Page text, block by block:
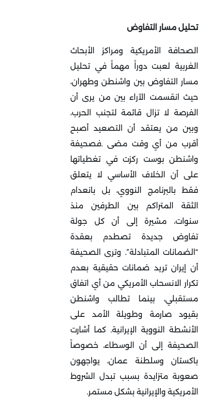
تحليل مسار التفاوض
الصحافة الأمريكية ومراكز الأبحاث
الغربية لعبت دوراً مهماً في تحليل
مسار التفاوض بين واشنطن وطهران،
حيث انقسمت الآراء بين من يرى أن
الفرصة لا تزال قائمة لتجنب الحرب،
وبين من يعتقد أن التصعيد أصبح
أقرب من أي وقت مضى .فصحيفة
واشنطن بوست ركزت في تغطياتها
على أن الخلاف الأساسي لا يتعلق
فقط بالبرنامج النووي، بل بانعدام
الثقة المتراكم بين الطرفين منذ
سنوات، مشيرة إلى أن كل جولة
تفاوض جديدة تصطدم بعقدة
“الضمانات المتبادلة”. وترى الصحيفة
أن إيران تريد ضمانات حقيقية بعدم
تكرار الانسحاب الأمريكي من أي اتفاق
مستقبلي، بينما تطالب واشنطن
بقيود صارمة وطويلة الأمد على
الأنشطة النووية الإيرانية. كما أشارت
الصحيفة إلى أن الوسطاء، خصوصاً
باكستان وسلطنة عمان، يواجهون
صعوبة متزايدة بسبب تبدل الشروط
الأمريكية والإيرانية بشكل مستمر.